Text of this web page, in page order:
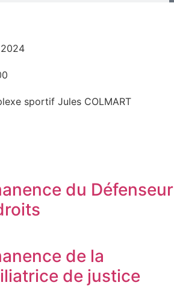
sportif Jules COLMART
du Défenseur
de la
de justice